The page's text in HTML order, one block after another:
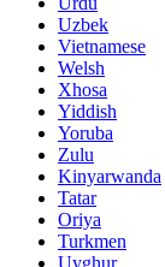
Uzbek
Vietnamese
Welsh
Xhosa
Yiddish
Yoruba
Zulu
Kinyarwanda
Tatar
Oriya
Turkmen
Uyghur